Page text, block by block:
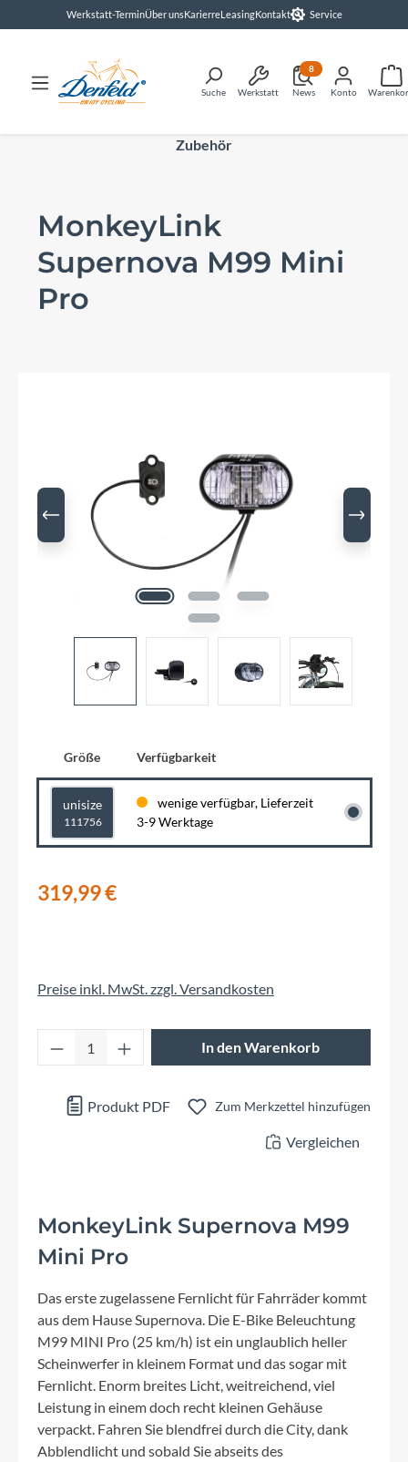
springenWerkstatt-TerminÜber unsKarierreLeasingKontakt Service
Suche Werkstatt News
8
Konto
Zubehör
MonkeyLink
Supernova M99 Mini
Pro
Größe Verfügbarkeit
unisize
111756
wenige verfügbar, Lieferzeit
3-9 Werktage
319,99 €
Preise inkl. MwSt. zzgl. Versandkosten
Produkt Anzahl: Gib den gewünschten
In den Warenkorb
Produkt PDF Zum Merkzettel hinzufügen
Vergleichen
MonkeyLink Supernova M99
Mini Pro
Das erste zugelassene Fernlicht für Fahrräder kommt
aus dem Hause Supernova. Die E-Bike Beleuchtung
M99 MINI Pro (25 km/h) ist ein unglaublich heller
Scheinwerfer in kleinem Format und das sogar mit
Fernlicht. Enorm breites Licht, weitreichend, viel
Leistung in einem doch recht kleinen Gehäuse
verpackt. Fahren Sie blendfrei durch die City, dank
Abblendlicht und sobald Sie abseits des